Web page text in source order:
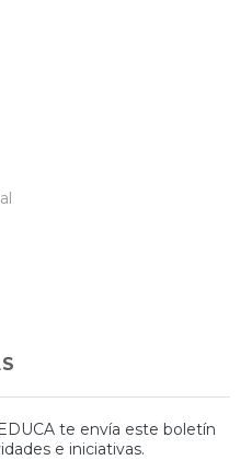
te envía este boletín
e iniciativas.